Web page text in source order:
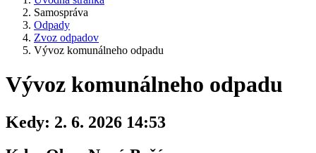
Samospráva
Odpady
Zvoz odpadov
Vývoz komunálneho odpadu
Vývoz komunálneho odpadu
Kedy: 2. 6. 2026 14:53